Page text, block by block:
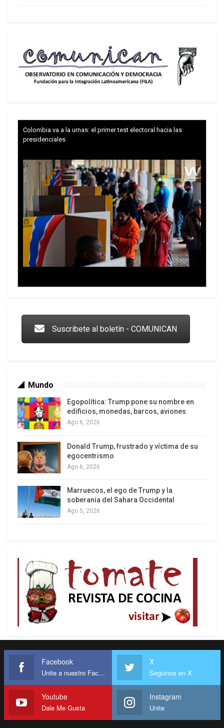
Colombia va a la urnas: el primer test electoral hacia las
presidenciales
Los latinos le van dando la espalda a Trump
Suscribete al boletín - COMUNICAN
Mundo
Egopolítica: Trump pone su nombre en
edificios, monedas, barcos, aviones
Ago 6, 2026
Donald Trump, frustrado y víctima de su
egocentrismo
Ago 6, 2026
Marruecos, el ego de Trump y la
soberanía del Sahara Occidental
Ago 5, 2026
Facebook
Unite a nuestro Facebook
X
Seguinos en X
Youtube
Dale Me Gusta
Instagram
Unite